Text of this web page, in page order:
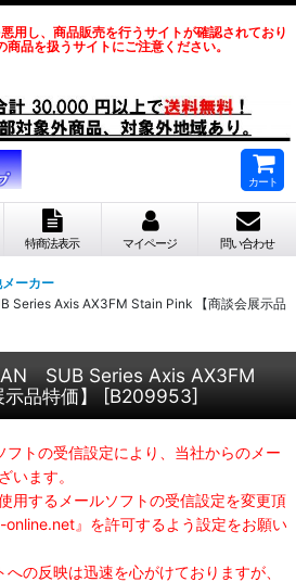
用し、商品販売を行うサイトが確認されており
商品を扱うサイトにご注意ください。
カート
特商法表示 マイページ 問い合わせ
ーカー
Axis AX3FM Stain Pink 【商談会展示品
SUB Series Axis AX3FM
品特価】
[B209953]
トの受信設定により、当社からのメー
います。
用するメールソフトの受信設定を変更頂
online.net』を許可するよう設定をお願い
の反映は迅速を心がけておりますが、